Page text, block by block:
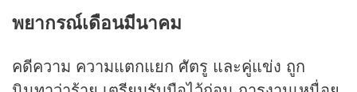
พยากรณ์เดือนมีนาคม
คดีความ ความแตกแยก ศัตรู และคู่แข่ง ถูก